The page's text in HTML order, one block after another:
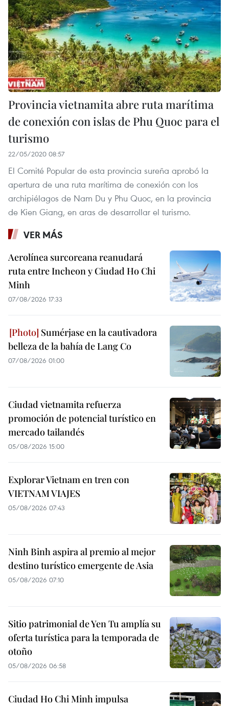
Provincia vietnamita abre ruta marítima
de conexión con islas de Phu Quoc para el
turismo
22/05/2020 08:57
El Comité Popular de esta provincia sureña aprobó la
apertura de una ruta marítima de conexión con los
archipiélagos de Nam Du y Phu Quoc, en la provincia
de Kien Giang, en aras de desarrollar el turismo.
VER MÁS
Aerolínea surcoreana reanudará
ruta entre Incheon y Ciudad Ho Chi
Minh
07/08/2026 17:33
Sumérjase en la cautivadora
belleza de la bahía de Lang Co
07/08/2026 01:00
Ciudad vietnamita refuerza
promoción de potencial turístico en
mercado tailandés
05/08/2026 15:00
Explorar Vietnam en tren con
VIETNAM VIAJES
05/08/2026 07:43
Ninh Binh aspira al premio al mejor
destino turístico emergente de Asia
05/08/2026 07:10
Sitio patrimonial de Yen Tu amplía su
oferta turística para la temporada de
otoño
05/08/2026 06:58
Ciudad Ho Chi Minh impulsa